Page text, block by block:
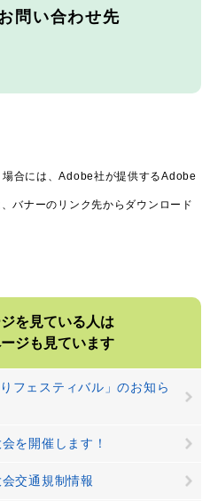
問い合わせ先
合には、Adobe社が提供するAdobe
バナーのリンク先からダウンロード
を見ている人は
ジも見ています
フェスティバル」のお知ら
を開催します！
交通規制情報